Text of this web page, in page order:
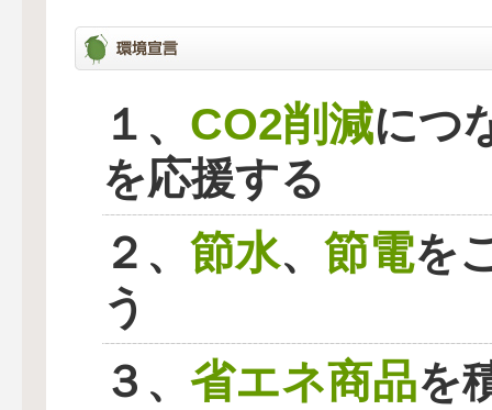
１、 CO2削減につ
を応援する
２、 節水、 節電を
う
３、 省エネ商品を